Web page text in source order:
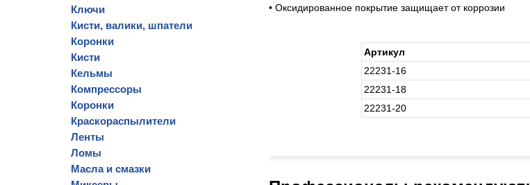
Ключи
Кисти, валики, шпатели
Коронки
Кисти
Кельмы
Компрессоры
Коронки
Краскораспылители
Ленты
Ломы
Масла и смазки
• Оксидированное покрытие защищает от коррозии
Артикул
22231-16
22231-18
22231-20